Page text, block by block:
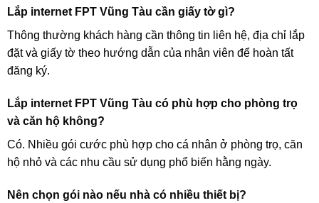
Lắp internet FPT Vũng Tàu cần giấy tờ gì?
Thông thường khách hàng cần thông tin liên hệ, địa chỉ lắp
đặt và giấy tờ theo hướng dẫn của nhân viên để hoàn tất
đăng ký.
Lắp internet FPT Vũng Tàu có phù hợp cho phòng trọ
và căn hộ không?
Có. Nhiều gói cước phù hợp cho cá nhân ở phòng trọ, căn
hộ nhỏ và các nhu cầu sử dụng phổ biến hằng ngày.
Nên chọn gói nào nếu nhà có nhiều thiết bị?